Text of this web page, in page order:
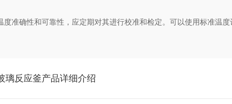
确性和可靠性，应定期对其进行校准和检定。可以使用标准温度
璃反应釜产品详细介绍